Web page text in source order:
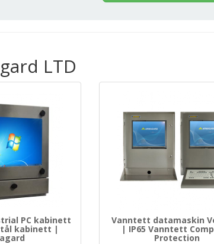
LTD
PC kabinett
kabinett |
Vanntett datamaskin
| IP65 Vanntett
Protection